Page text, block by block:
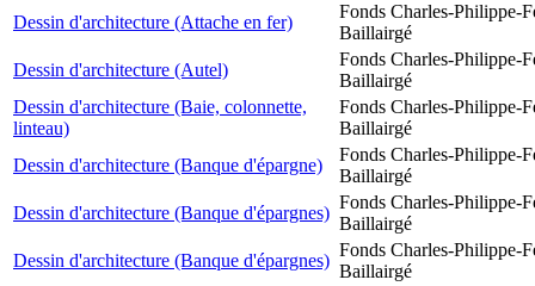
Dessin d'architecture (Attache en fer)
Fonds Charles-Philippe-
Baillairgé
Dessin d'architecture (Autel)
Fonds Charles-Philippe-
Baillairgé
Dessin d'architecture (Baie, colonnette,
linteau)
Fonds Charles-Philippe-
Baillairgé
Dessin d'architecture (Banque d'épargne)
Fonds Charles-Philippe-
Baillairgé
Dessin d'architecture (Banque d'épargnes)
Fonds Charles-Philippe-
Baillairgé
Dessin d'architecture (Banque d'épargnes)
Fonds Charles-Philippe-
Baillairgé